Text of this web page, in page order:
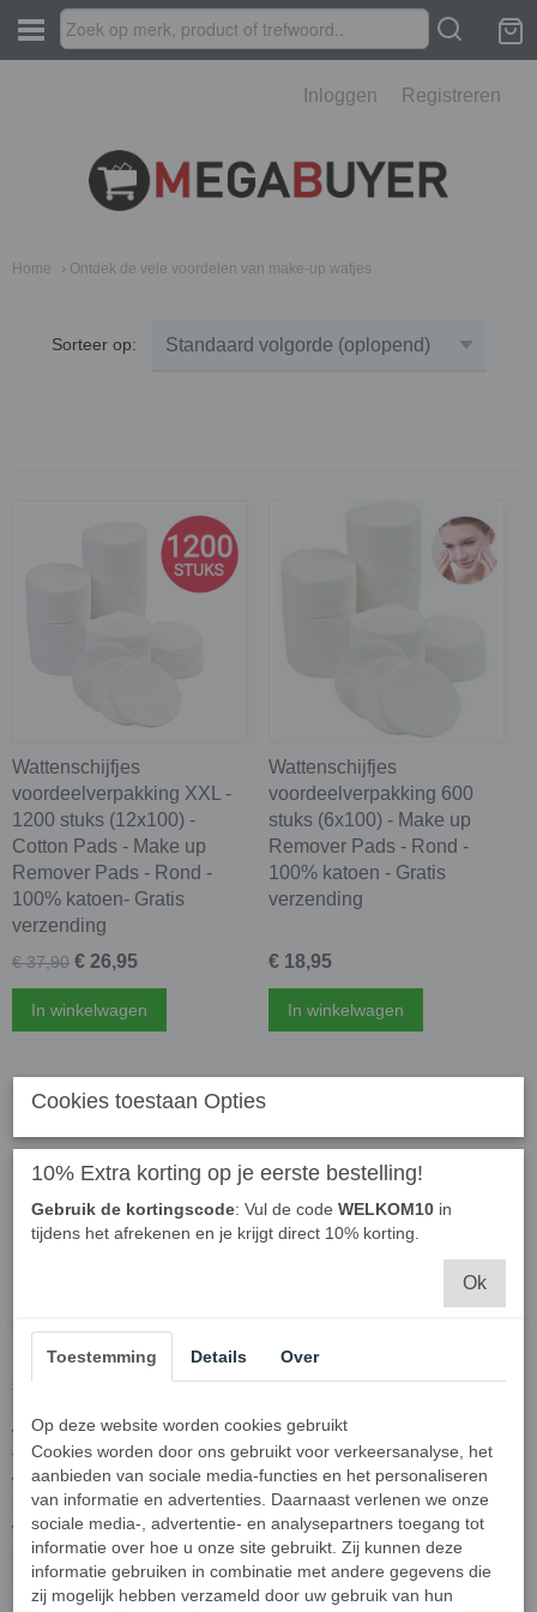
Inloggen Registreren
Home › Ontdek de vele voordelen van make-up watjes
Sorteer op:
Wattenschijfjes
voordeelverpakking XXL -
1200 stuks (12x100) -
Cotton Pads - Make up
Remover Pads - Rond -
100% katoen- Gratis
verzending
€ 37,90 € 26,95
In winkelwagen
Wattenschijfjes
voordeelverpakking 600
stuks (6x100) - Make up
Remover Pads - Rond -
100% katoen - Gratis
verzending
€ 18,95
In winkelwagen
Ontdek de vele voordelen vanmake-
Omschrijving make-up watjes
Make-up watjes zijn essentiële tools in elke beauty routine. Deze
zachte katoenen watjes zijn perfect voor het verwijderen van make-
voor het aanbrengen van gezichtsproducten zonder pluisjes achter
te laten op de huid. Make-up watjes zijn verkrijgbaar in
verschillende formaten en materialen, zoals biologisch katoen of
bamboe. Door hun absorberende eigenschappen zijn ze perfect
voor het verwijderen van make-up en het aanbrengen van
producten op de huid. Met make-up watjes kun je gemakkelijk en
hygiënisch je make-up verwijderen en je huid verzorgen.
Cookies toestaan Opties
10% Extra korting op je eerste bestelling!
Gebruik de kortingscode: Vul de code WELKOM10 in
tijdens het afrekenen en je krijgt direct 10% korting.
Ok
Toestemming Details Over
Op deze website worden cookies gebruikt
Cookies worden door ons gebruikt voor verkeersanalyse, het
aanbieden van sociale media-functies en het personaliseren
van informatie en advertenties. Daarnaast verlenen we onze
sociale media-, advertentie- en analysepartners toegang tot
informatie over hoe u onze site gebruikt. Zij kunnen deze
informatie gebruiken in combinatie met andere gegevens die
zij mogelijk hebben verzameld door uw gebruik van hun